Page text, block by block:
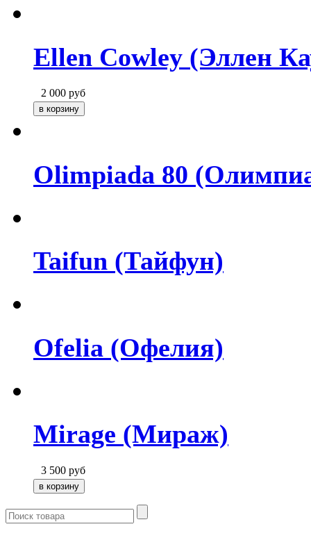
Ellen Cowley (Эллен
2 000 руб
Olimpiada 80
Taifun (Тайфун)
Ofelia (Офелия)
Mirage (Мираж)
3 500 руб